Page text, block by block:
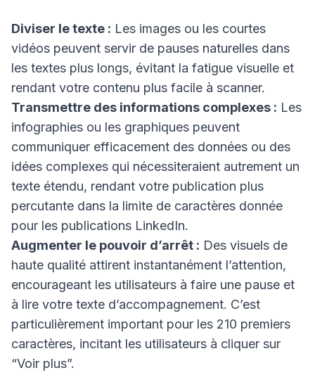
Diviser le texte : Les images ou les courtes
vidéos peuvent servir de pauses naturelles dans
les textes plus longs, évitant la fatigue visuelle et
rendant votre contenu plus facile à scanner.
Transmettre des informations complexes : Les
infographies ou les graphiques peuvent
communiquer efficacement des données ou des
idées complexes qui nécessiteraient autrement un
texte étendu, rendant votre publication plus
percutante dans la limite de caractères donnée
pour les publications LinkedIn.
Augmenter le pouvoir d’arrêt : Des visuels de
haute qualité attirent instantanément l’attention,
encourageant les utilisateurs à faire une pause et
à lire votre texte d’accompagnement. C’est
particulièrement important pour les 210 premiers
caractères, incitant les utilisateurs à cliquer sur
“Voir plus”.